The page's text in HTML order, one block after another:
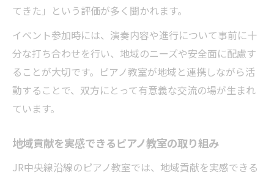
てきた」という評価が多く聞かれます。
イベント参加時には、演奏内容や進行について事前に十
分な打ち合わせを行い、地域のニーズや安全面に配慮す
ることが大切です。ピアノ教室が地域と連携しながら活
動することで、双方にとって有意義な交流の場が生まれ
ています。
地域貢献を実感できるピアノ教室の取り組み
JR中央線沿線のピアノ教室では、地域貢献を実感できる